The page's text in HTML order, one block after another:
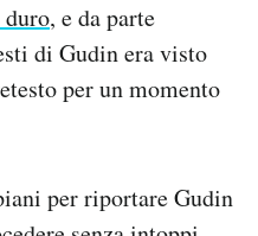
, e da parte
di Gudin era visto
per un momento
per riportare Gudin